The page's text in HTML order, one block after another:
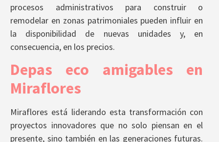
procesos administrativos para construir o
remodelar en zonas patrimoniales pueden influir en
la disponibilidad de nuevas unidades y, en
consecuencia, en los precios.
Depas eco amigables en
Miraflores
Miraflores está liderando esta transformación con
proyectos innovadores que no solo piensan en el
presente, sino también en las generaciones futuras.